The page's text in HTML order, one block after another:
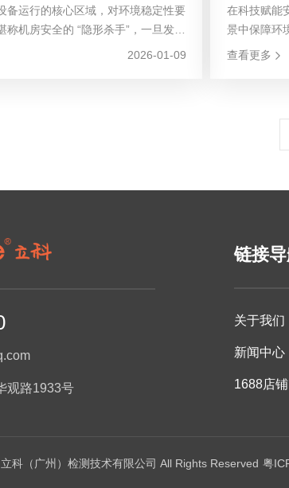
备运行的核心区域，对环境稳定性要
机房安全的 “隐形杀手”，一旦发生
据丢失等严重损失。因此，一套高效
2026-01-09
在科技赋能
景中保障环
绳配合使用
查看更多
观路1933号
链接
关于我们
新闻中心
1688店铺
科（广州）检测技术有限公司 All Rights Reserved 粤